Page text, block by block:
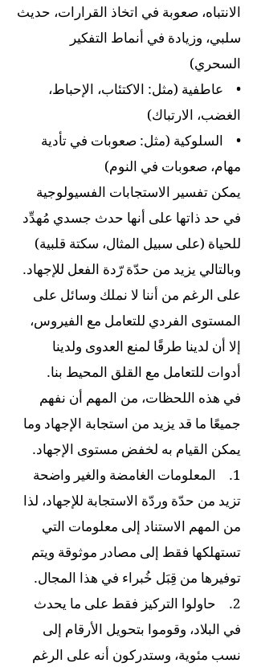
الانتباه، صعوبة في اتخاذ القرارات، حديث
سلبي، وزيادة في أنماط التفكير
السحري)
• عاطفية (مثل: الاكتئاب، الإحباط،
الغضب، الارتباك)
• السلوكية (مثل: صعوبات في تأدية
مهام، صعوبات في النوم)
يمكن تفسير الاستجابات الفسيولوجية
في حد ذاتها على أنها حدث جسدي مُهدِّد
للحياة (على سبيل المثال، سكتة قلبية)
وبالتالي يزيد من حدّة رّدة الفعل للإجهاد.
على الرغم من أننا لا نملك وسائل على
المستوى الفردي للتعامل مع الفيروس،
إلا أن لدينا طرقًا لمنع العدوى ولدينا
أدوات للتعامل مع القلق المحيط بنا.
في هذه اللحظات، من المهم أن نفهم
جميعًا ما قد يزيد من استجابة الإجهاد وما
يمكن القيام به لخفض مستوى الإجهاد.
1. المعلومات الغامضة والغير واضحة
تزيد من حدّة وردّة الاستجابة للإجهاد، لذا
من المهم الاستناد إلى معلومات التي
تستهلكها فقط إلى مصادر موثوقة ويتم
توفيرها من قِبَل خُبراء في هذا المجال.
2. حاولوا التركيز فقط على ما يحدث
في البلاد، وقوموا بتحويل الأرقام إلى
نسب مئوية، وستدركون أنه على الرغم